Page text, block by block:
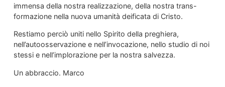
immensa della nostra realizzazione, della nostra trans-
formazione nella nuova umanità deificata di Cristo.
Restiamo perciò uniti nello Spirito della preghiera,
nell’autoosservazione e nell’invocazione, nello studio di noi
stessi e nell’implorazione per la nostra salvezza.
Un abbraccio. Marco